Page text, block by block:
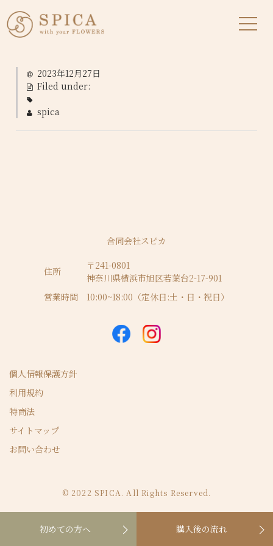
2023年12月27日
Filed under:
spica
初めての方へ 購入後の流れ
合同会社スピカ
住所
〒241-0801
神奈川県横浜市旭区若葉台2-17-901
営業時間
10:00~18:00（定休日:土・日・祝日）
個人情報保護方針
利用規約
特商法
サイトマップ
お問い合わせ
© 2022 SPICA. All Rights Reserved.